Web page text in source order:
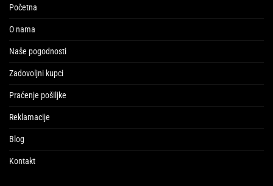
Početna
O nama
Naše pogodnosti
Zadovoljni kupci
Praćenje pošiljke
Reklamacije
Blog
Kontakt